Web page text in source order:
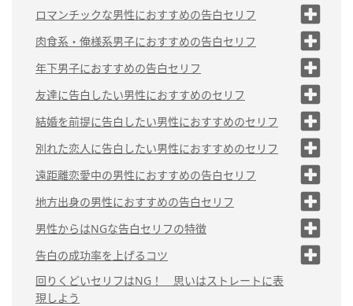
（1）「好きです。付き合ってくださ
い！」
（2）「真剣なお付き合いをしてほし
い」
い」
（4）「僕の恋人になってください」
（5）「○○ちゃんのことが好き」
ロマンチックな男性におすすめの告白セリフ
（1）「運命の人なんだ」
（2）「あなたを守りたい」
（3）「月が綺麗ですね」
（4）「僕の全ては君のものだ」
（5）「○○ちゃんしかいないん
だ」
肉食系・俺様系男子におすすめの告白セリフ
（1）「俺の恋人になってよ」
（2）「お前、今から俺の彼女な！」
（3）「俺、○○のことしか見てないか
ら」
（4）「俺がずっとそばにいてやる」
（5）「もう俺以外の男のこと見ないで
よ」
年下男子におすすめの告白セリフ
（1）「頼ってもらえる男になるか
ら！」
（2）「この先もずっと一緒にいた
い」
（3）「俺、本気ですから」
（4）「好きになってもいいですか」
す」
友達に告白したい男性におすすめのセリフ
（1）「もう友達の関係は終わりにした
い」
（2）「俺は友達として見てないから」
（3）「今からは恋人同士になれないか
な」
ね」
（5）「友達じゃなくて、彼女になってほ
しい」
結婚を前提に告白したい男性におすすめのセリフ
（1）「結婚を前提にお付き合いしてほしい」
（2）「人生を一緒に生きるパートナーになってくれま
せんか」
（3）「一生幸せにします」
（4）「あなたと結婚したいと思っています」
（5）「ずっとそばにいてほしい」
別れた恋人に告白したい男性におすすめのセリフ
（1）「もう一度やり直したいと思って
る」
（2）「やっぱり○○じゃなきゃダメな
んだ」
（3）「もう1回チャンスをください」
遠距離恋愛中の男性におすすめの告白セリフ
（1）「毎日○○ちゃんのこと考えてるから」
（2）「遠距離で大変だけど、本気だから付き合ってほ
しい」
（3）「会いたい」
地方出身の男性におすすめの告白セリフ
（1）「めっちゃ好きやねん、付き合ってくれへ
ん？」
（2）「好いとーよ。付き合ってほしかとよ」
（3）「好きやき、付き合ってください」
男性からはNGな告白セリフの特徴
（1）「じゃあ付き合う？」のような軽い
セリフ
（2）YESかNOで返事をしにくいセリフ
告白の成功率を上げるコツ
（1）事前に脈ありサインをチェックす
る
回りくどいセリフはNG！ 思いはストレートに表
現しよう